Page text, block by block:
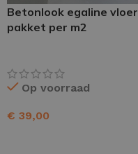
Betonlook egaline vloer
pakket per m2
Op voorraad
€ 39,00